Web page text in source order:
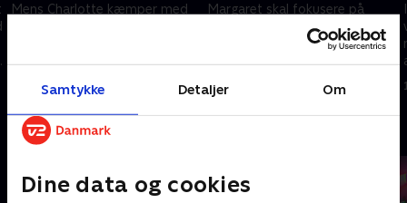
Samtykke Detaljer Om
Dine data og cookies
Mens Charlotte kæmper med
12. februar 2025 • 48 min
Margaret skal fokusere på
virksomheden, men bliver
overrumplet af en uventet
allieret.
12. februar 2025 • 49 min
Andre så også